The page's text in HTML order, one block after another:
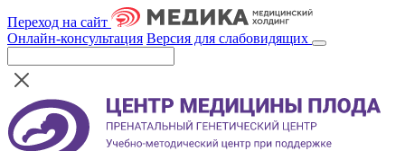
Переход на сайт
Онлайн-консультация Версия для слабовидящих